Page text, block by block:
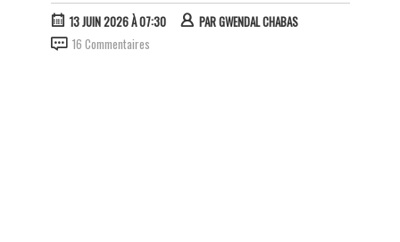
13 JUIN 2026 À 07:30 PARGWENDAL CHABAS
16 Commentaires